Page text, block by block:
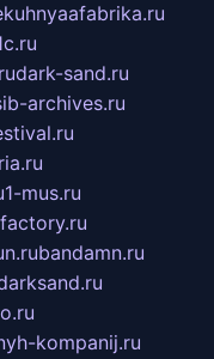
dark-sand.ru
archives.ru
1-mus.ru
bandamn.ru
kompanij.ru